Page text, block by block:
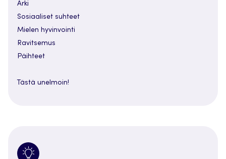
Arki
Sosiaaliset suhteet
Mielen hyvinvointi
Ravitsemus
Päihteet
Tästä unelmoin!